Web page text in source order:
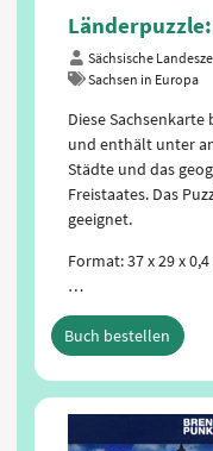
Sächsische
Sachsen in Europa
Diese Sachsenkarte
und enthält unter
Städte und das
Freistaates. Das
geeignet.
Format: 37 x 29 x
…
Buch bestellen